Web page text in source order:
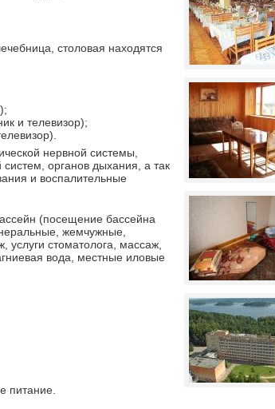
столовая находятся
и телевизор);
нервной системы,
органов дыхания, а так
и воспалительные
(посещение бассейна
жемчужные,
услуги стоматолога, массаж,
вода, местные иловые
питание.